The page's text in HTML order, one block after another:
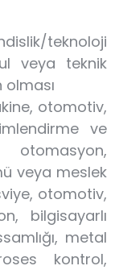
teknoloji
veya teknik
otomotiv,
ve
veya meslek
otomotiv,
bilgisayarlı
metal
kontrol,